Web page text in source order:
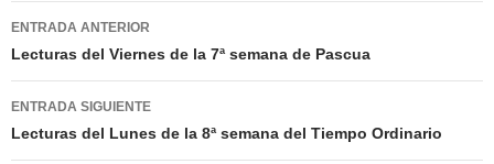
Navegación
de
entradas
ENTRADA ANTERIOR
Lecturas del Viernes de la 7ª semana de Pascua
ENTRADA SIGUIENTE
Lecturas del Lunes de la 8ª semana del Tiempo Ordinario